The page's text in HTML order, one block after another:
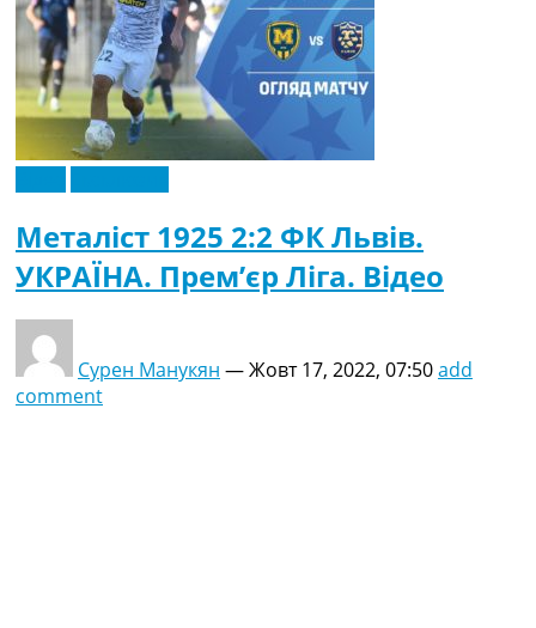
Металіст 1925 2:2 ФК Львів.
УКРАЇНА. Прем’єр Ліга. Відео
Сурен Манукян —Жовт 17, 2022, 07:50add
comment